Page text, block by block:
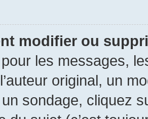
modifier ou
les messages,
original, un
sondage, cliquez